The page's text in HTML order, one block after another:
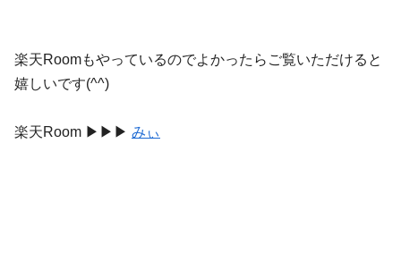
楽天Roomもやっているのでよかったらご覧いただけると
嬉しいです(^^)
楽天Room ▶︎▶︎▶︎ みぃ